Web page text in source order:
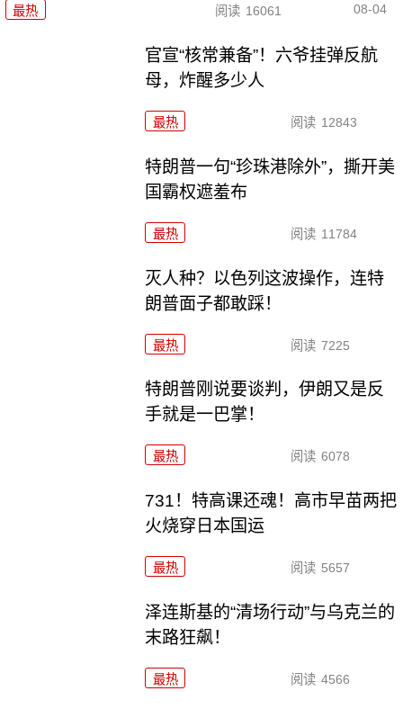
最热 阅读 16061 08-04
官宣“核常兼备”！六爷挂弹反航
母，炸醒多少人
最热 阅读 12843
特朗普一句“珍珠港除外”，撕开美
国霸权遮羞布
最热 阅读 11784
灭人种？以色列这波操作，连特
朗普面子都敢踩！
最热 阅读 7225
特朗普刚说要谈判，伊朗又是反
手就是一巴掌！
最热 阅读 6078
731！特高课还魂！高市早苗两把
火烧穿日本国运
最热 阅读 5657
泽连斯基的“清场行动”与乌克兰的
末路狂飙！
最热 阅读 4566